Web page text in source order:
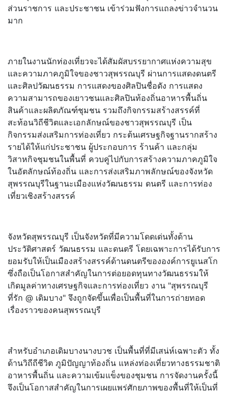
ส่วนราชการ และประชาชน เข้าร่วมฟังการแถลงข่าวจำนวน
มาก
ภายในงานนักท่องเที่ยวจะได้สัมผัสบรรยากาศแห่งความสุข
และความภาคภูมิใจของชาวสุพรรณบุรี ผ่านการแสดงดนตรี
และศิลปวัฒนธรรม การแสดงของศิลปินชื่อดัง การแสดง
ความสามารถของเยาวชนและศิลปินท้องถิ่นอาหารพื้นถิ่น
สินค้าและผลิตภัณฑ์ชุมชน รวมถึงกิจกรรมสร้างสรรค์ที่
สะท้อนวิถีชีวิตและเอกลักษณ์ของชาวสุพรรณบุรี เป็น
กิจกรรมส่งเสริมการท่องเที่ยว กระต้นเศรษฐกิจฐานรากสร้าง
รายได้ให้แก่ประชาชน ผู้ประกอบการ ร้านค้า และกลุ่ม
วิสาหกิจชุมชนในพื้นที่ ควบคู่ไปกับการสร้างความภาคภูมิใจ
ในอัตลักษณ์ท้องถิ่น และการส่งเสริมภาพลักษณ์ของจังหวัด
สุพรรณบุรีในฐานะเมืองแห่งวัฒนธรรม ดนตรี และการท่อง
เที่ยวเชิงสร้างสรรค์
จังหวัดสุพรรณบุรี เป็นจังหวัดที่มีความโดดเด่นทั้งด้าน
ประวัติศาสตร์ วัฒนธรรม และดนตรี โดยเฉพาะการได้รับการ
ยอมรับให้เป็นเมืองสร้างสรรค์ด้านดนตรีขององค์การยูเนสโก
ซึ่งถือเป็นโอกาสสำคัญในการต่อยอดทุนทางวัฒนธรรมให้
เกิดมูลค่าทางเศรษฐกิจและการท่องเที่ยว งาน "สุพรรณบุรี
ที่รัก @ เดิมบาง" จึงถูกจัดขึ้นเพื่อเป็นพื้นที่ในการถ่ายทอด
เรื่องราวของคนสุพรรณบุรี
สำหรับอำเภอเดิมบางนางบวช เป็นพื้นที่ที่มีเสน่ห์เฉพาะตัว ทั้ง
ด้านวิถีถีชีวิต ภูมิปัญญาท้องถิ่น แหล่งท่องเที่ยวทางธรรมชาติ
อาหารพื้นถิ่น และความเข้มแข็งของชุมชน การจัดงานครั้งนี้
จึงเป็นโอกาสสำคัญในการเผยแพร่ศักยภาพของพื้นที่ให้เป็นที่